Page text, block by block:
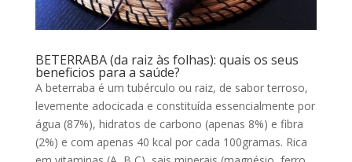
BETERRABA (da raiz às folhas): quais os seus
beneficios para a saúde?
A beterraba é um tubérculo ou raiz, de sabor terroso,
levemente adocicada e constituída essencialmente por
água (87%), hidratos de carbono (apenas 8%) e fibra
(2%) e com apenas 40 kcal por cada 100gramas. Rica